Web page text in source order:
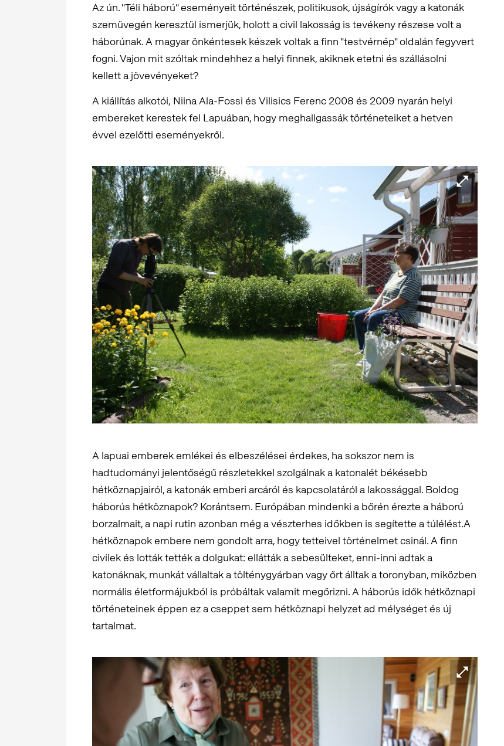
Az ún. "Téli háború" eseményeit történészek, politikusok, újságírók vagy a katonák
szemüvegén keresztül ismerjük, holott a civil lakosság is tevékeny részese volt a
háborúnak. A magyar önkéntesek készek voltak a finn "testvérnép" oldalán fegyvert
fogni. Vajon mit szóltak mindehhez a helyi finnek, akiknek etetni és szállásolni
kellett a jövevényeket?
A kiállítás alkotói, Niina Ala-Fossi és Vilisics Ferenc 2008 és 2009 nyarán helyi
embereket kerestek fel Lapuában, hogy meghallgassák történeteiket a hetven
évvel ezelőtti eseményekről.
A lapuai emberek emlékei és elbeszélései érdekes, ha sokszor nem is
hadtudományi jelentőségű részletekkel szolgálnak a katonalét békésebb
hétköznapjairól, a katonák emberi arcáról és kapcsolatáról a lakossággal. Boldog
háborús hétköznapok? Korántsem. Európában mindenki a bőrén érezte a háború
borzalmait, a napi rutin azonban még a vészterhes időkben is segítette a túlélést.A
hétköznapok embere nem gondolt arra, hogy tetteivel történelmet csinál. A finn
civilek és lották tették a dolgukat: ellátták a sebesülteket, enni-inni adtak a
katonáknak, munkát vállaltak a tölténygyárban vagy őrt álltak a toronyban, miközben
normális életformájukból is próbáltak valamit megőrizni. A háborús idők hétköznapi
történeteinek éppen ez a cseppet sem hétköznapi helyzet ad mélységet és új
tartalmat.